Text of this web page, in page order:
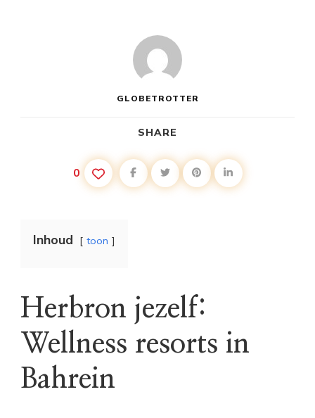
GLOBETROTTER
SHARE
0
Inhoud toon
Herbron jezelf:
Wellness resorts in
Bahrein